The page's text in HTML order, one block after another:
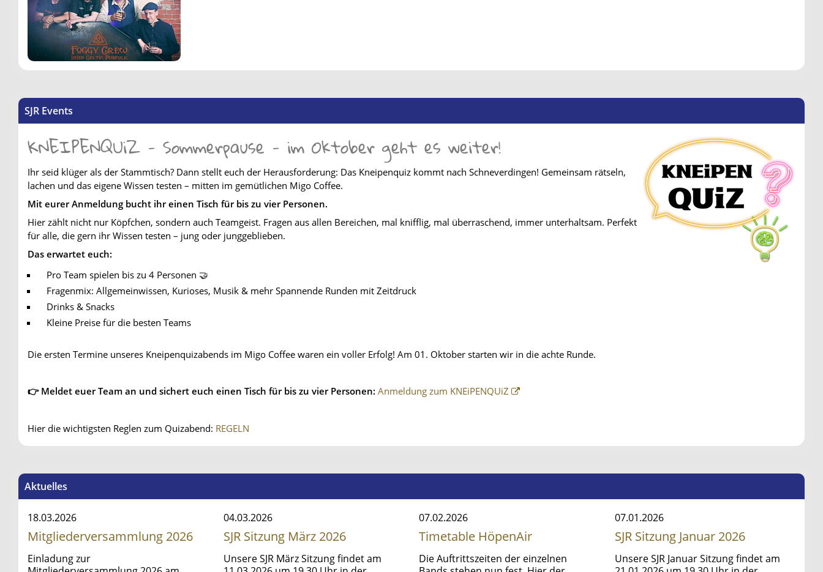
SJR Events
KNEIPENQUiZ - Sommerpause - im Oktober geht es weiter!
Ihr seid klüger als der Stammtisch? Dann stellt euch der Herausforderung: Das Kneipenquiz kommt nach Schneverdingen! Gemeinsam rätseln,
lachen und das eigene Wissen testen – mitten im gemütlichen Migo Coffee.
Mit eurer Anmeldung bucht ihr einen Tisch für bis zu vier Personen.
Hier zählt nicht nur Köpfchen, sondern auch Teamgeist. Fragen aus allen Bereichen, mal knifflig, mal überraschend, immer unterhaltsam. Perfekt
für alle, die gern ihr Wissen testen – jung oder junggeblieben.
Das erwartet euch:
Pro Team spielen bis zu 4 Personen 🤝
Fragenmix: Allgemeinwissen, Kurioses, Musik & mehr Spannende Runden mit Zeitdruck
Drinks & Snacks
Kleine Preise für die besten Teams
Die ersten Termine unseres Kneipenquizabends im Migo Coffee waren ein voller Erfolg! Am 01. Oktober starten wir in die achte Runde.
👉 Meldet euer Team an und sichert euch einen Tisch für bis zu vier Personen: Anmeldung zum KNEiPENQUiZ
Hier die wichtigsten Reglen zum Quizabend: REGELN
Aktuelles
18.03.2026
Mitgliederversammlung 2026
Einladung zur
04.03.2026
SJR Sitzung März 2026
Unsere SJR März Sitzung findet am
07.02.2026
Timetable HöpenAir
Die Auftrittszeiten der einzelnen
07.01.2026
SJR Sitzung Januar 2026
Unsere SJR Januar Sitzung findet am